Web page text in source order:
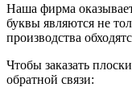
Наша фирма
буквы являются не
производства
Чтобы заказать
обратной связи: